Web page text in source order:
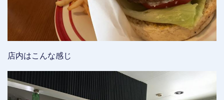
店内はこんな感じ